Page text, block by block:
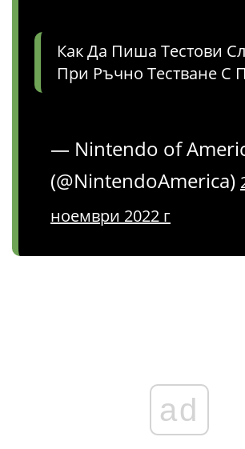
Как Да Пиша Тестови
При Ръчно Тестване С
— Nintendo of
(@NintendoAmerica)
ноември 2022 г
ad